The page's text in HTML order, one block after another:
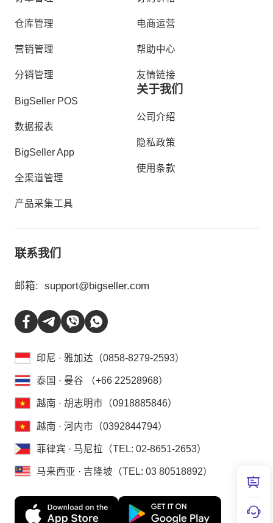
仓库管理
营销管理
分销管理
BigSeller POS
数据报表
BigSeller App
全渠道管理
产品采集工具
电商运营
帮助中心
友情链接
关于我们
公司介绍
隐私政策
使用条款
联系我们
邮箱: support@bigseller.com
印尼 · 雅加达（0858-8279-2593）
泰国 · 曼谷 （+66 22528968）
越南 · 胡志明市（0918885846）
越南 · 河内市（0392844794）
菲律宾 · 马尼拉（TEL: 02-8651-2653）
马来西亚 · 吉隆坡（TEL: 03 80518892）